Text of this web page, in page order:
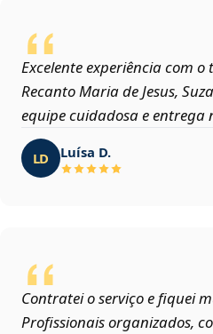
Excelente experiência com
Recanto Maria de Jesus,
equipe cuidadosa e entrega
LD Luísa D.
Contratei o serviço e fiquei
Profissionais organizados,